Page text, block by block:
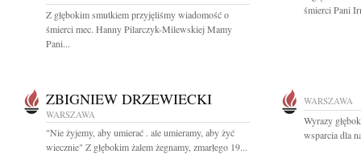
Z głębokim smutkiem przyjęliśmy wiadomość o
śmierci mec. Hanny Pilarczyk-Milewskiej Mamy
Pani...
śmierci Pani
ZBIGNIEW DRZEWIECKI
WARSZAWA
"Nie żyjemy, aby umierać . ale umieramy, aby żyć
wiecznie" Z głębokim żalem żegnamy, zmarłego 19...
WARSZAWA
Wyrazy
wsparcia dla